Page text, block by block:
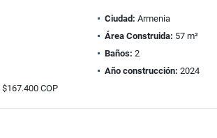
Ciudad: Armenia
Área Construida: 57 m²
Baños: 2
Año construcción: 2024
$167.400 COP